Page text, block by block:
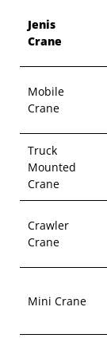
Jenis
Crane
Mobile
Crane
Truck
Mounted
Crane
Crawler
Crane
Mini Crane